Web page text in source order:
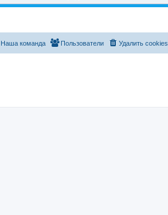
Удалить cookies
Пользователи
Наша команда